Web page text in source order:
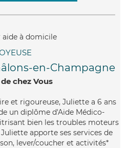
en-Champagne
chez Vous
et rigoureuse, Juliette a 6 ans
un diplôme d'Aide Médico-
bien les troubles moteurs
apporte ses services de
lever/coucher et activités*